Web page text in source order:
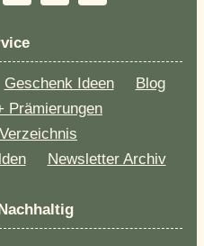
Geschenk Ideen
Blog
Prämierungen
Newsletter Archiv